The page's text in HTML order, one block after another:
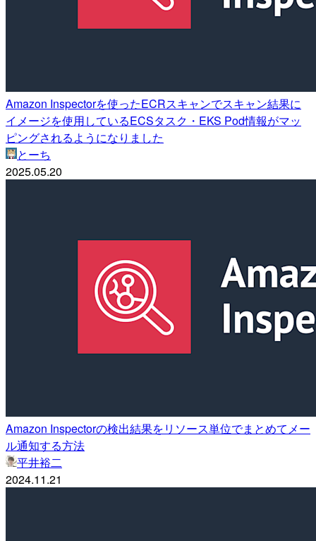
Amazon Inspectorを使ったECRスキャンでスキャン結果に
イメージを使用しているECSタスク・EKS Pod情報がマッ
ピングされるようになりました
とーち
2025.05.20
Amazon Inspectorの検出結果をリソース単位でまとめてメー
ル通知する方法
平井裕二
2024.11.21